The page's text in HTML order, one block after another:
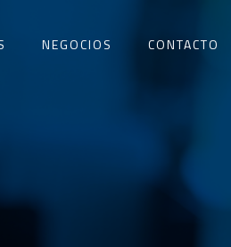
NEGOCIOS CONTACTO